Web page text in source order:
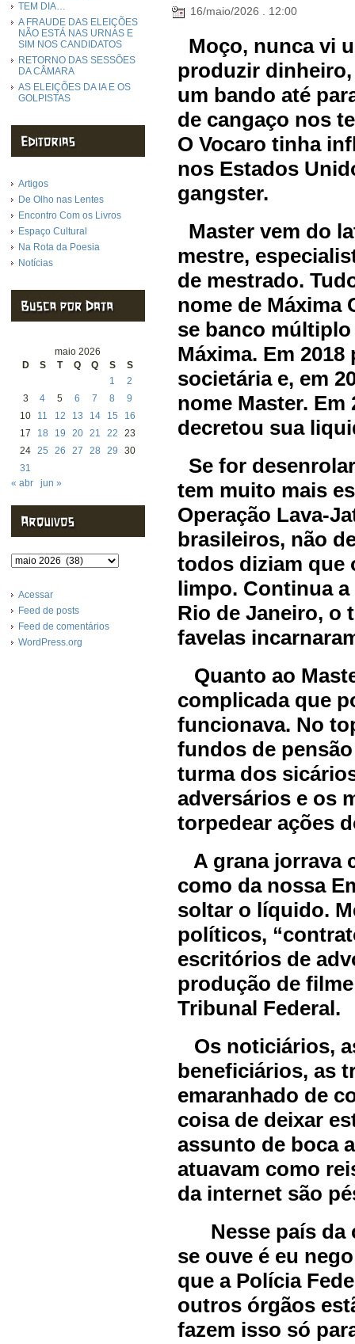
TEM DIA…
A FRAUDE DAS ELEIÇÕES
NÃO ESTÁ NAS URNAS E
SIM NOS CANDIDATOS
RETORNO DAS SESSÕES
DA CÂMARA
AS ELEIÇÕES DA IA E OS
GOLPISTAS
Artigos
De Olho nas Lentes
Encontro Com os Livros
Espaço Cultural
Na Rota da Poesia
Notícias
maio 2026
D
S T Q Q S
S
1
2
3
4 5 6 7 8
9
10
11 12 13 14 15
16
17
18 19 20 21 22
23
24 25 26 27 28 29
30
31
« abr
jun »
Arquivos
Acessar
Feed de posts
Feed de comentários
WordPress.org
16/maio/2026 . 12:00
Moço, nunca vi
produzir
um bando até
de cangaço nos
O Vocaro tinha
nos Estados
gangster.
Master vem do
mestre,
de mestrado.
nome de Máxima
se banco
Máxima. Em
societária e, em
nome Master. Em
decretou sua
Se for
tem muito mais
Operação Lava-
brasileiros, não
todos diziam que
limpo. Continua
Rio de Janeiro, o
favelas
Quanto ao
complicada que
funcionava. No
fundos de
turma dos
adversários e os
torpedear ações
A grana jorrava
como da nossa
soltar o líquido.
políticos,
escritórios de
produção de
Tribunal Federal.
Os noticiários,
beneficiários, as
emaranhado de
coisa de deixar
assunto de boca
atuavam como
da internet são
Nesse país da
se ouve é eu
que a Polícia
outros órgãos
fazem isso só